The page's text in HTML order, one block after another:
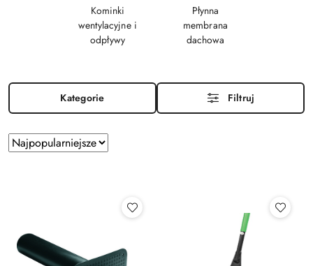
Kominki
wentylacyjne i
odpływy
Płynna
membrana
dachowa
Kategorie Filtruj
Zastosowano
sortowanie:
Sortuj
według